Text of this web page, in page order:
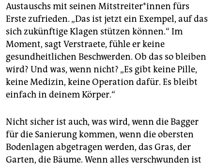
Austauschs mit seinen Mit­strei­te­r*in­nen fürs
Erste zufrieden. „Das ist jetzt ein Exempel, auf das
sich zukünftige Klagen stützen können.“ Im
Moment, sagt Verstraete, fühle er keine
gesundheitlichen Beschwerden. Ob das so bleiben
wird? Und was, wenn nicht? „Es gibt keine Pille,
keine Medizin, keine Operation dafür. Es bleibt
einfach in deinem Körper.“
Nicht sicher ist auch, was wird, wenn die Bagger
für die Sanierung kommen, wenn die obersten
Bodenlagen abgetragen werden, das Gras, der
Garten, die Bäume. Wenn alles verschwunden ist